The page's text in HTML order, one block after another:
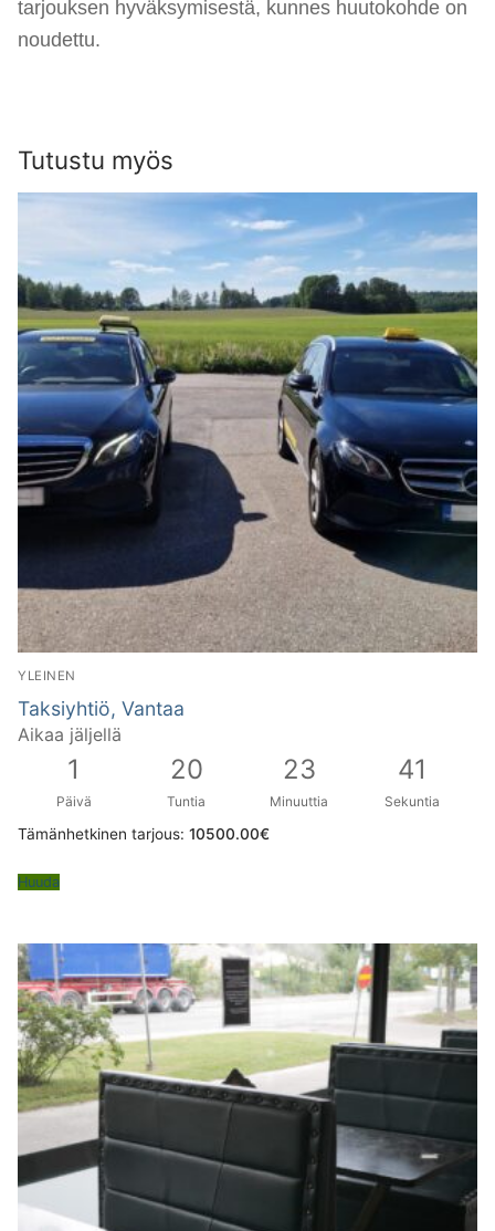
tarjouksen hyväksymisestä, kunnes huutokohde on
noudettu.
Tutustu myös
YLEINEN
Taksiyhtiö, Vantaa
Aikaa jäljellä
1
Päivä
20
Tuntia
23
Minuuttia
40
Sekuntia
Tämänhetkinen tarjous: 10500.00€
Huuda